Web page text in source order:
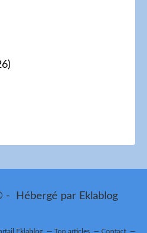
- Hébergé par Eklablog
Eklablog Top articles Contact